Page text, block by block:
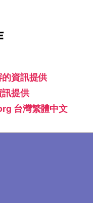
資訊提供
提供
台灣繁體中文